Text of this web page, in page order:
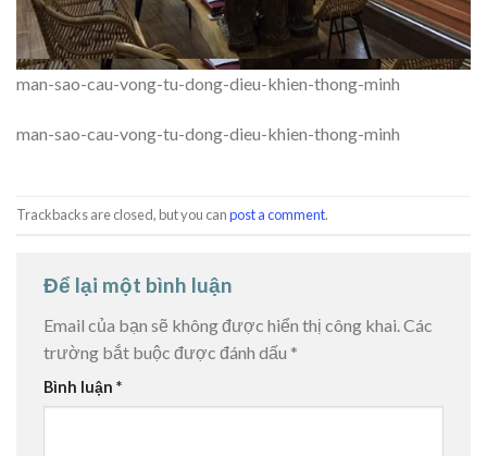
man-sao-cau-vong-tu-dong-dieu-khien-thong-minh
man-sao-cau-vong-tu-dong-dieu-khien-thong-minh
Trackbacks are closed, but you canpost a comment.
Để lại một bình luận
Email của bạn sẽ không được hiển thị công khai.Các
trường bắt buộc được đánh dấu *
Bình luận *